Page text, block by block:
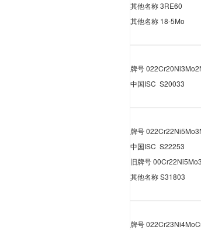
其他名称3RE60
其他名称 18-5Mo
牌号
中国ISC S20033
牌号
中国ISC S22253
旧牌号
其他名称S31803
牌号